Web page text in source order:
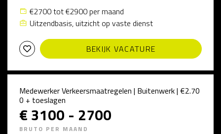
€2700 tot €2900 per maand
Uitzendbasis, uitzicht op vaste dienst
BEKIJK VACATURE
Medewerker Verkeersmaatregelen | Buitenwerk | €2.70
0 + toeslagen
€ 3100 - 2700
BRUTO PER MAAND